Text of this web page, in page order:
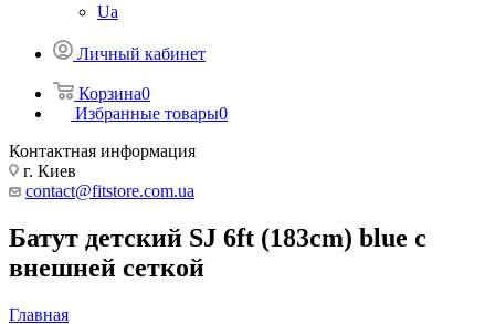
Ua
Личный кабинет
Корзина0
Избранные товары0
Контактная информация
г. Киев
contact@fitstore.com.ua
Батут детский SJ 6ft (183cm) blue с
внешней сеткой
Главная